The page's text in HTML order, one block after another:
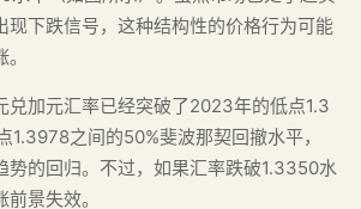
现下跌信号，这种结构性的价格行为可能
兑加元汇率已经突破了2023年的低点1.3
之间的50%斐波那契回撤水平，
势的回归。不过，如果汇率跌破1.3350水
景失效。